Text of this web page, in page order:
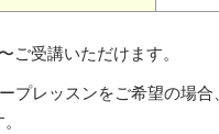
ご受講いただけます。
プレッスンをご希望の場